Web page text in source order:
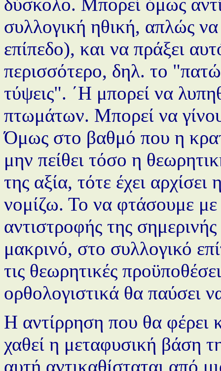
δύσκολο. Μπορεί όμως
συλλογική ηθική, απλώς
επίπεδο), και να πράξει
περισσότερο, δηλ. το
τύψεις". ΄Η μπορεί να
πτωμάτων. Μπορεί να
Όμως στο βαθμό που η
μην πείθει τόσο η
της αξία, τότε έχει
νομίζω. Το να φτάσουμε με
αντιστροφής της
μακρινό, στο συλλογικό
τις θεωρητικές
ορθολογιστικά θα παύσει
Η αντίρρηση που θα φέρει
χαθεί η μεταφυσική βάση
αυτή αντικαθίσταται από